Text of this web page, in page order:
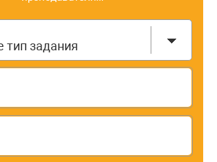
тип задания